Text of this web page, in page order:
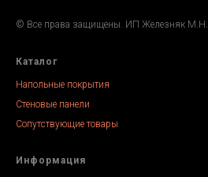
© Все права защищены. ИП Железняк М.Н.
Каталог
Напольные покрытия
Стеновые панели
Сопутствующие товары
Информация